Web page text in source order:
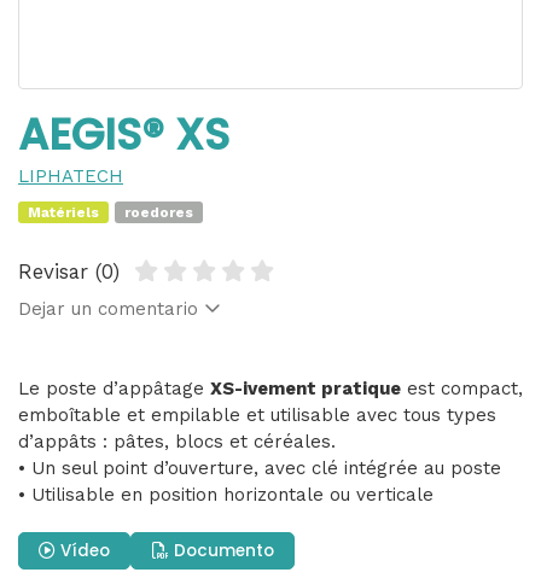
AEGIS® XS
LIPHATECH
Matériels roedores
Revisar (0)
Dejar un comentario
Le poste d’appâtage XS-ivement pratique est compact,
emboîtable et empilable et utilisable avec tous types
d’appâts : pâtes, blocs et céréales.
• Un seul point d’ouverture, avec clé intégrée au poste
• Utilisable en position horizontale ou verticale
Vídeo Documento